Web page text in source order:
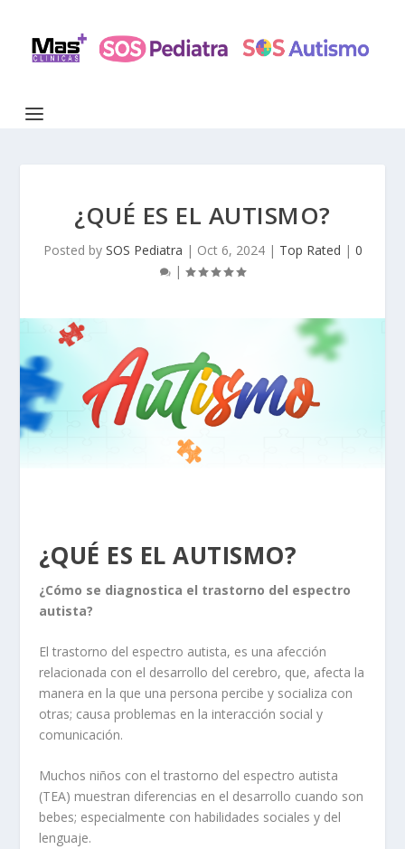
¿QUÉ ES EL AUTISMO?
Posted by SOS Pediatra | Oct 6, 2024| Top Rated | 0
|
¿QUÉ ES EL AUTISMO?
¿Cómo se diagnostica el trastorno del espectro
autista?
El trastorno del espectro autista, es una afección
relacionada con el desarrollo del cerebro, que, afecta la
manera en la que una persona percibe y socializa con
otras; causa problemas en la interacción social y
comunicación.
Muchos niños con el trastorno del espectro autista
(TEA) muestran diferencias en el desarrollo cuando son
bebes; especialmente con habilidades sociales y del
lenguaje.